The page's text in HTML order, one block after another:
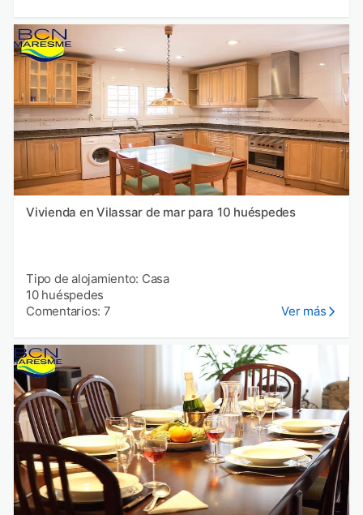
Vivienda en Vilassar de mar para 10 huéspedes
Tipo de alojamiento: Casa
10 huéspedes
Comentarios: 7
Ver más